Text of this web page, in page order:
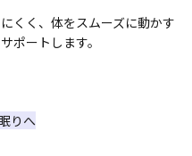
くく、体をスムーズに動かす
ポートします。
りへ